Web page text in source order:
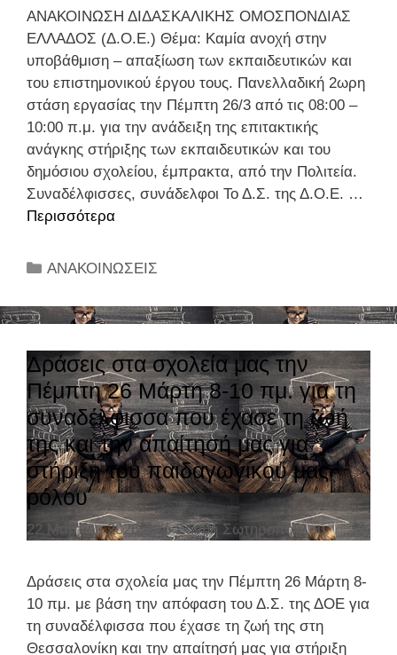
Κ
Ε
Υ
Η
2
7
/
3
Σ
Σ
8
3
0
Σ
Τ
Ο
Υ
Π
Ο
Υ
Γ
Ε
Ι
Ο
ς
ΑΝΑΚΟΙΝΩΣΗ ΔΙΔΑΣΚΑΛΙΚΗΣ ΟΜΟΣΠΟΝΔΙΑΣ
ΕΛΛΑΔΟΣ (Δ.Ο.Ε.) Θέμα: Καμία ανοχή στην
υποβάθμιση – απαξίωση των εκπαιδευτικών και
του επιστημονικού έργου τους. Πανελλαδική 2ωρη
στάση εργασίας την Πέμπτη 26/3 από τις 08:00 –
10:00 π.μ. για την ανάδειξη της επιτακτικής
ανάγκης στήριξης των εκπαιδευτικών και του
δημόσιου σχολείου, έμπρακτα, από την Πολιτεία.
Συναδέλφισσες, συνάδελφοι Το Δ.Σ. της Δ.Ο.Ε. …
Περισσότερα
Α
Ο
Ι
Ν
Ω
Σ
Η
Δ
Ο
Ε
Γ
Ι
Μ
Κ
τ
γ
ο
ρ
ί
ε
ς
ΑΝΑΚΟΙΝΩΣΕΙΣ
Δράσεις στα σχολεία μας την
Πέμπτη 26 Μάρτη 8-10 πμ. για τη
συναδέλφισσα που έχασε τη ζωή
της και την απαίτησή μας για
στήριξη του παιδαγωγικού μας
ρόλου
22 Μαρτίου 2026 ΑπόΞανθή Σωτηροπούλου
Δράσεις στα σχολεία μας την Πέμπτη 26 Μάρτη 8-
10 πμ. με βάση την απόφαση του Δ.Σ. της ΔΟΕ για
τη συναδέλφισσα που έχασε τη ζωή της στη
Θεσσαλονίκη και την απαίτησή μας για στήριξη